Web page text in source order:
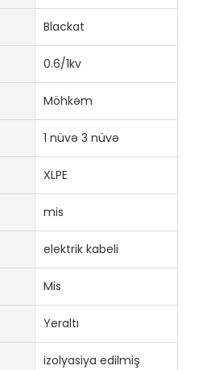
Blackat
0.6/1kv
Möhkəm
1 nüvə 3 nüvə
XLPE
mis
elektrik kabeli
Mis
Yeraltı
izolyasiya edilmiş